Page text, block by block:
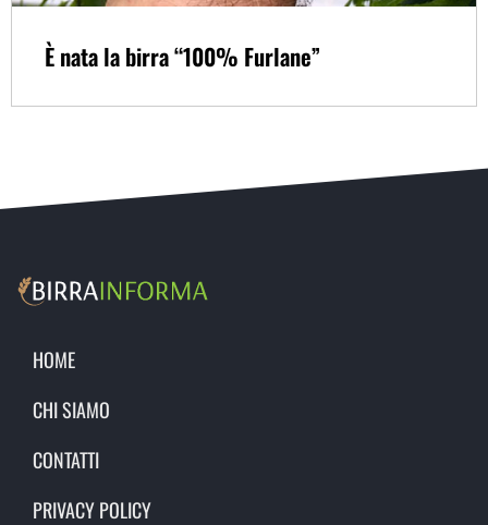
È nata la birra “100% Furlane”
HOME
CHI SIAMO
CONTATTI
PRIVACY POLICY